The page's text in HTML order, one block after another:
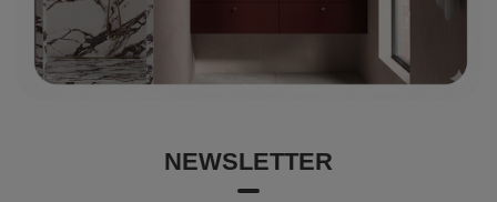
NEWSLETTER